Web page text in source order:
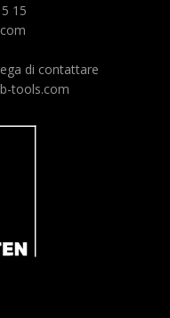
15
di contattare
tools.com